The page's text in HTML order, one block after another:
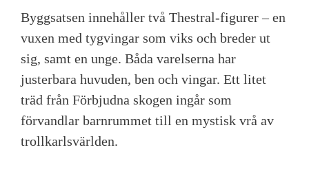
Byggsatsen innehåller två Thestral-figurer – en
vuxen med tygvingar som viks och breder ut
sig, samt en unge. Båda varelserna har
justerbara huvuden, ben och vingar. Ett litet
träd från Förbjudna skogen ingår som
förvandlar barnrummet till en mystisk vrå av
trollkarlsvärlden.